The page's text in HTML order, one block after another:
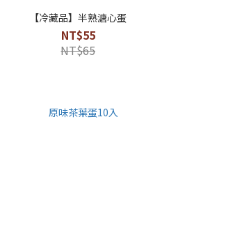
【冷藏品】半熟溏心蛋
NT$55
NT$65